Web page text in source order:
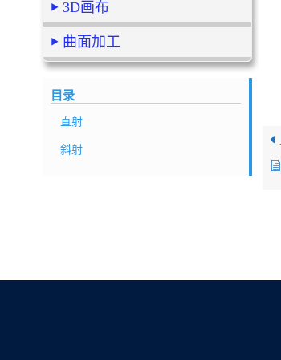
3D画布
曲面加工
目录
直射
斜射